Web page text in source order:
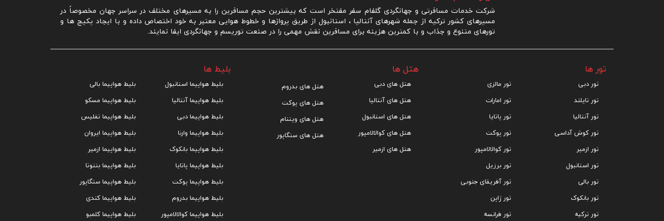
شرکت خدمات مسافرتی و جهانگردی گلفام سفر مفتخر است که بیشترین حجم مسافرین را به مسیرهای مختلف در سراسر جهان مخصوصاً در
مسیرهای کشور ترکیه از جمله شهرهای آنتالیا ، استانبول از طریق پروازها و خطوط هوایی معتبر به خود اختصاص داده و با ایجاد پکیج ها و
تورهای متنوع و جذاب و با کمترین هزینه برای مسافرین نقش مهمی را در صنعت توریسم و جهانگردی ایفا نمایند.
تور ها
تور دبی
تور تایلند
تور آنتالیا
تور کوش آداسی
تور ازمیر
تور استانبول
تور بالی
تور بانکوک
تور ترکیه
تور مالزی
تور امارات
تور پاتایا
تور پوکت
تور کوالالامپور
تور برزیل
تور آفریقای جنوبی
تور ژاپن
تور فرانسه
هتل ها
هتل های دبی
هتل های آنتالیا
هتل های استانبول
هتل های کوالالامپور
هتل های ازمیر
هتل های بدروم
هتل های پوکت
هتل های ویتنام
هتل های سنگاپور
بلیط ها
بلیط هواپیما استانبول
بلیط هواپیما آنتالیا
بلیط هواپیما دبی
بلیط هواپیما وارنا
بلیط هواپیما بانکوک
بلیط هواپیما پاتایا
بلیط هواپیما پوکت
بلیط هواپیما بدروم
بلیط هواپیما کوالالامپور
بلیط هواپیما بالی
بلیط هواپیما مسکو
بلیط هواپیما تفلیس
بلیط هواپیما ایروان
بلیط هواپیما ازمیر
بلیط هواپیما بنتوتا
بلیط هواپیما سنگاپور
بلیط هواپیما کندی
بلیط هواپیما کلمبو